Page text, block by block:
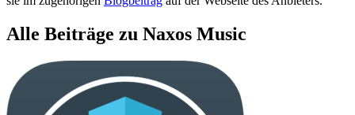
Alle Beiträge zu Naxos Music